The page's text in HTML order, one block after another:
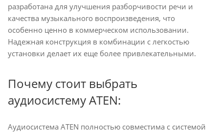
разработана для улучшения разборчивости речи и
качества музыкального воспроизведения, что
особенно ценно в коммерческом использовании.
Надежная конструкция в комбинации с легкостью
установки делает их еще более привлекательными.
Почему стоит выбрать
аудиосистему ATEN:
Аудиосистема ATEN полностью совместима с системой